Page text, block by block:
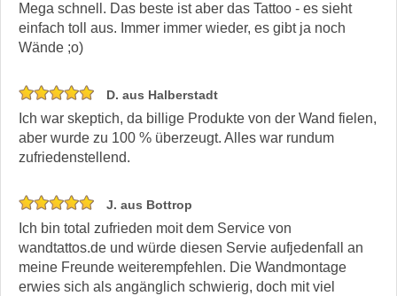
Mega schnell. Das beste ist aber das Tattoo - es sieht
einfach toll aus. Immer immer wieder, es gibt ja noch
Wände ;o)
D. aus Halberstadt
Ich war skeptich, da billige Produkte von der Wand fielen,
aber wurde zu 100 % überzeugt. Alles war rundum
zufriedenstellend.
J. aus Bottrop
Ich bin total zufrieden moit dem Service von
wandtattos.de und würde diesen Servie aufjedenfall an
meine Freunde weiterempfehlen. Die Wandmontage
erwies sich als angänglich schwierig, doch mit viel